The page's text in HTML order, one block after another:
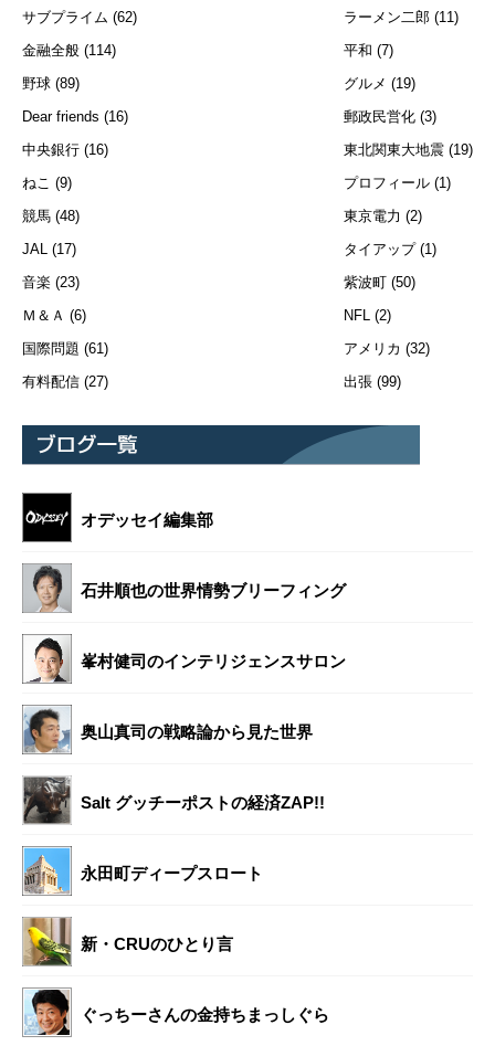
サブプライム (62)
金融全般 (114)
野球 (89)
Dear friends (16)
中央銀行 (16)
ねこ (9)
競馬 (48)
JAL (17)
音楽 (23)
Ｍ＆Ａ (6)
国際問題 (61)
有料配信 (27)
ラーメン二郎 (11)
平和 (7)
グルメ (19)
郵政民営化 (3)
東北関東大地震 (19)
プロフィール (1)
東京電力 (2)
タイアップ(1)
紫波町 (50)
NFL (2)
アメリカ (32)
出張 (99)
オデッセイ編集部
石井順也の世界情勢ブリーフィング
峯村健司のインテリジェンスサロン
奥山真司の戦略論から見た世界
Salt グッチーポストの経済ZAP!!
永田町ディープスロート
新・CRUのひとり言
ぐっちーさんの金持ちまっしぐら